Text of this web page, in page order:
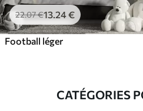
22.07€13 .24€
Football léger
CATÉGORIES